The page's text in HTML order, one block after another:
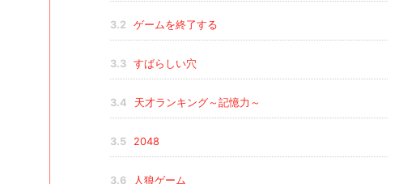
3.2 ゲームを終了する
3.3 すばらしい穴
3.4 天才ランキング～記憶力～
3.5 2048
3.6 人狼ゲーム